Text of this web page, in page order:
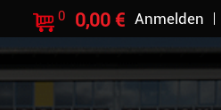
0 0,00 € Anmelden